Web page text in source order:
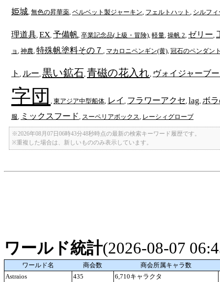
姫城 無色の昇華薬 ベルベット製ジャーキン フェルトハット シルフ
理道具 EX 予備帆 卒業記念品(上級・冒険) 軽量 操帆 2 ゼリー
ョ 神農 特殊帆塗料その７ マカロニペンギン(黄) 冠石のペンダン
ト ルー 黒い鉱石 青磁の花入れ ヴォイジャーブ
字団 東アジア中型船体 レイ フラワーアクセ lag ボ
服 ミックスフード スーペリアボックス レーシィグローブ
※2026年08月07日06時43分48秒時点の最新の検索キーワード履歴です。
※重複した場合は、新しいもののみ表示しています。
ワールド統計(2026-08-07
ワールド名 商会数
商会所属キャラ数
Astraios
435 6,710キャラクタ